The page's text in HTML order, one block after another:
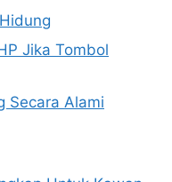
Jika Tombol
Secara Alami